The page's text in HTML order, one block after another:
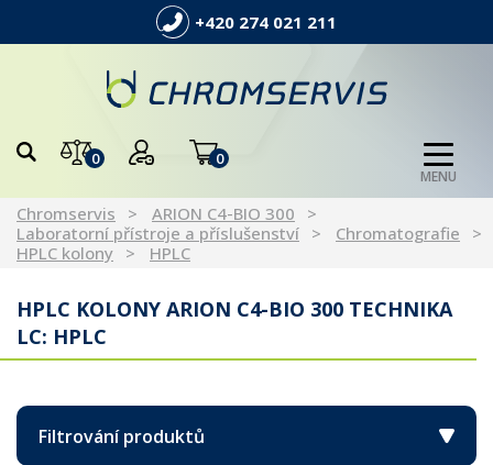
+420 274 021 211
0 0
MENU
Chromservis
ARION C4-BIO 300
Laboratorní přístroje a příslušenství
Chromatografie
HPLC kolony
HPLC
HPLC KOLONY ARION C4-BIO 300 TECHNIKA
LC: HPLC
Filtrování produktů